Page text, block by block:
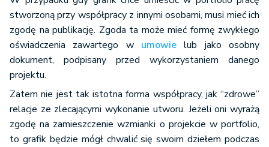
stworzoną przy współpracy z innymi osobami, musi mieć ich
zgodę na publikację. Zgoda ta może mieć formę zwykłego
oświadczenia zawartego w umowie lub jako osobny
dokument, podpisany przed wykorzystaniem danego
projektu.
Zatem nie jest tak istotna forma współpracy, jak “zdrowe”
relacje ze zlecającymi wykonanie utworu. Jeżeli oni wyrażą
zgodę na zamieszczenie wzmianki o projekcie w portfolio,
to grafik będzie mógł chwalić się swoim dziełem podczas